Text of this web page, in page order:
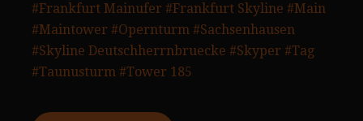
#Frankfurt Mainufer #Frankfurt Skyline #Main
#Maintower #Opernturm #Sachsenhausen
#Skyline Deutschherrnbruecke #Skyper #Tag
#Taunusturm #Tower 185